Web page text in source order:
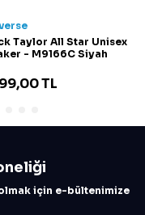
Taylor All Star Unisex
- M9166C Siyah
TL
için e-bültenimize